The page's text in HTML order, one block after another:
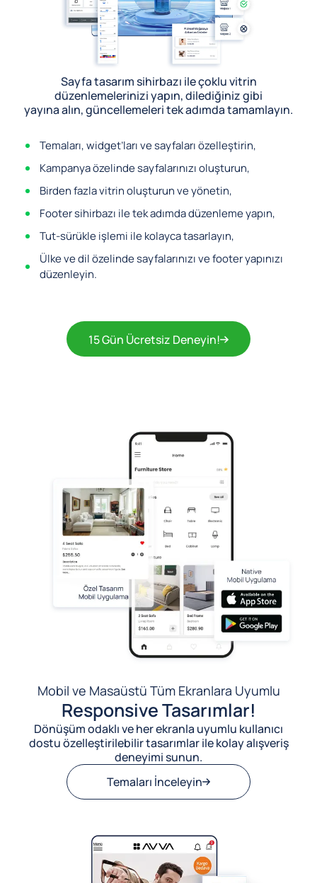
Sayfa tasarım sihirbazı ile çoklu vitrin
düzenlemelerinizi yapın, dilediğiniz gibi
yayına alın, güncellemeleri tek adımda tamamlayın.
Temaları, widget’ları ve sayfaları özelleştirin,
Kampanya özelinde sayfalarınızı oluşturun,
Birden fazla vitrin oluşturun ve yönetin,
Footer sihirbazı ile tek adımda düzenleme yapın,
Tut-sürükle işlemi ile kolayca tasarlayın,
Ülke ve dil özelinde sayfalarınızı ve footer yapınızı
düzenleyin.
15 Gün Ücretsiz Deneyin!
Mobil ve Masaüstü Tüm Ekranlara Uyumlu
Responsive Tasarımlar!
Dönüşüm odaklı ve her ekranla uyumlu kullanıcı
dostu özelleştirilebilir tasarımlar ile kolay alışveriş
deneyimi sunun.
Temaları İnceleyin